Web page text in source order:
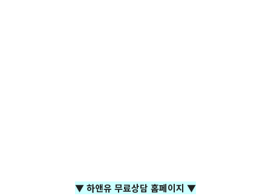
▼ 하앤유 무료상담 홈페이지 ▼